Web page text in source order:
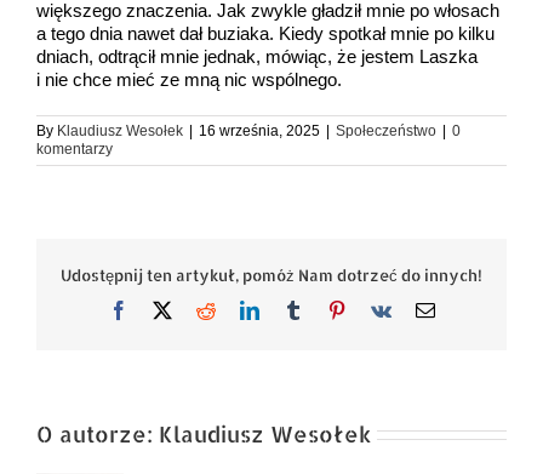
większego znaczenia. Jak zwykle gładził mnie po włosach
a tego dnia nawet dał buziaka. Kiedy spotkał mnie po kilku
dniach, odtrącił mnie jednak, mówiąc, że jestem Laszka
i nie chce mieć ze mną nic wspólnego.
By Klaudiusz Wesołek | 16 września, 2025 | Społeczeństwo | 0
komentarzy
Udostępnij ten artykuł, pomóż Nam dotrzeć do innych!
Facebook
X RedditLinkedInTumblrPinterest
Vk Email
O autorze: Klaudiusz Wesołek